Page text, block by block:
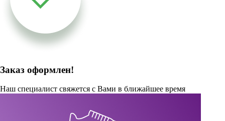
Заказ оформлен!
Наш специалист свяжется с Вами в ближайшее время